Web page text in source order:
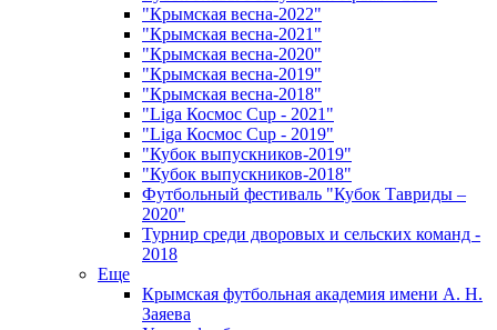
"Крымская весна-2022"
"Крымская весна-2021"
"Крымская весна-2020"
"Крымская весна-2019"
"Крымская весна-2018"
"Liga Космос Cup - 2021"
"Liga Космос Cup - 2019"
"Кубок выпускников-2019"
"Кубок выпускников-2018"
Футбольный фестиваль "Кубок Тавриды –
2020"
Турнир среди дворовых и сельских команд -
2018
Еще
Крымская футбольная академия имени А. Н.
Заяева